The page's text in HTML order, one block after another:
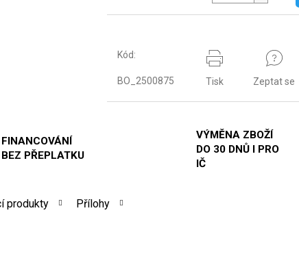
Kód:
BO_2500875 Tisk Zeptat se
FINANCOVÁNÍ
BEZ PŘEPLATKU
VÝMĚNA ZBOŽÍ
DO 30 DNŮ I PRO
IČ
produkty Přílohy